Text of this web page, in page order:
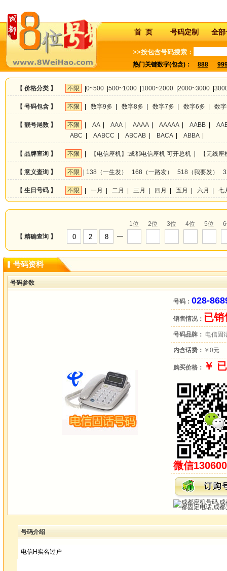
首 页 号码定制 全部
>>按包含号码搜索：
热门关键数字(包含)： 888
【 价格分类 】 不限 0~500 500~1000 1000~2000 2000~3000
【 号码包含 】 不限 数字9多 数字8多 数字7多 数字6多 数
【 靓号尾数 】 不限 AA| AAA| AAAA| AAAAA| AABB
ABC
AABCC ABCAB BACA| ABBA|
【 品牌查询 】 不限 【电信座机】:成都电信座机 可开总机 【无线
【 意义查询 】 不限 138（一生发） 168（一路发） 518（我要发）
【 生日号码 】 不限 一月 二月 三月 四月 五月 六月 七
【 精确查询 】 —
1位 2位 3位 4位 5位
号码资料
号码参数
号码： 028-
销售情况： 已销
号码品牌： 电信固
内含话费： ￥0元
购买价格： ￥
微信
号码介绍
电信H实名过户